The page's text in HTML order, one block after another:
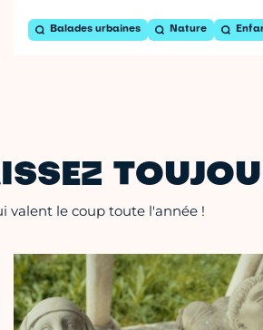
Balades urbaines Nature
valent le coup toute l'année !